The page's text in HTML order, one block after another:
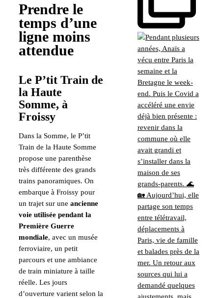
Prendre le
temps d’une
ligne moins
attendue
Le P’tit Train de
la Haute
Somme, à
Froissy
Dans la Somme, le P’tit
Train de la Haute Somme
propose une parenthèse
très différente des grands
trains panoramiques. On
embarque à Froissy pour
un trajet sur une ancienne
voie utilisée pendant la
Première Guerre
mondiale, avec un musée
ferroviaire, un petit
parcours et une ambiance
de train miniature à taille
réelle. Les jours
d’ouverture varient selon la